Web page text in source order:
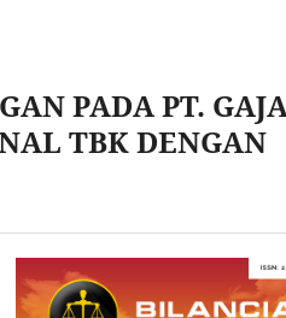
PADA PT.
TBK DENGAN